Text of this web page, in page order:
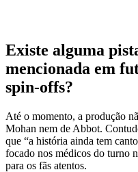
Existe alguma
mencionada em
spin‑offs?
Até o momento, a produção
Mohan nem de Abbot.
que “a história ainda tem
focado nos médicos do turno
para os fãs atentos.